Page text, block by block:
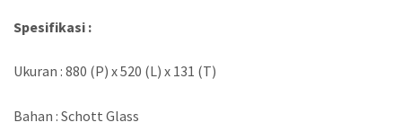
Spesifikasi :
Ukuran : 880 (P) x 520 (L) x 131 (T)
Bahan : Schott Glass